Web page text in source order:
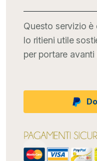
Questo servizio
lo ritieni utile
per portare